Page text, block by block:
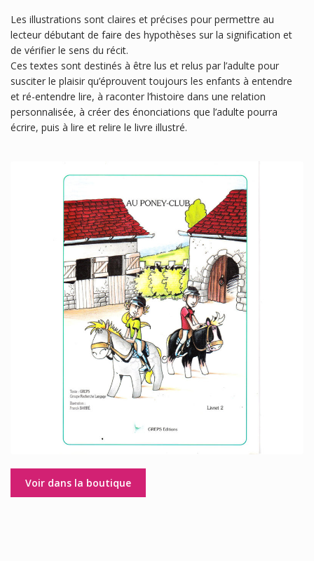
Les illustrations sont claires et précises pour permettre au
lecteur débutant de faire des hypothèses sur la signification et
de vérifier le sens du récit.
Ces textes sont destinés à être lus et relus par l’adulte pour
susciter le plaisir qu’éprouvent toujours les enfants à entendre
et ré-entendre lire, à raconter l’histoire dans une relation
personnalisée, à créer des énonciations que l’adulte pourra
écrire, puis à lire et relire le livre illustré.
Voir dans la boutique